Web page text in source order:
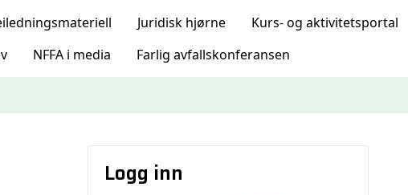
Juridisk hjørne
Kurs- og aktivitetsportal
NFFA i media Farlig avfallskonferansen
Logg inn